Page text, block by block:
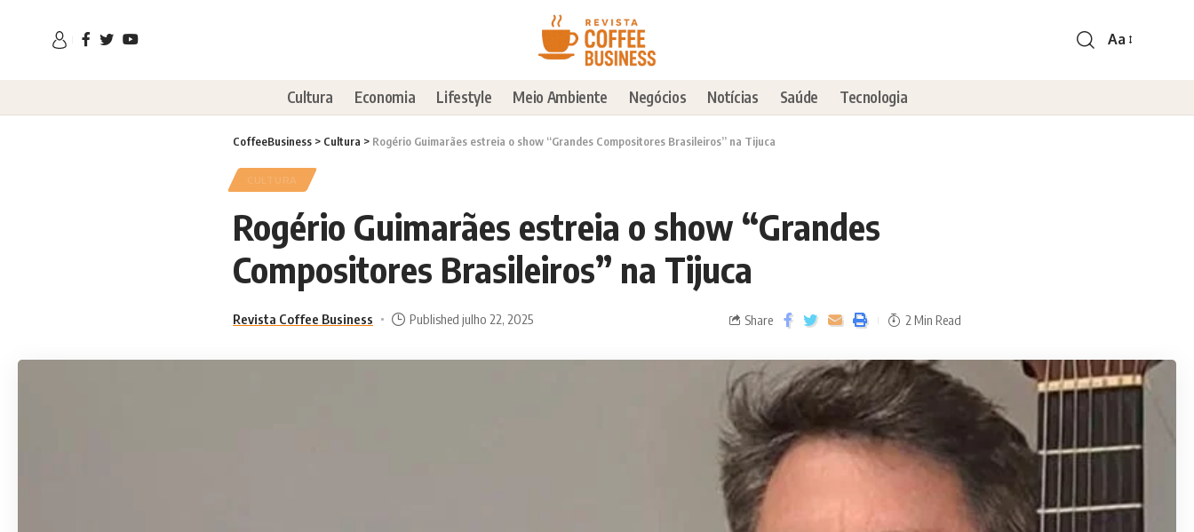
Aa
Cultura Economia Lifestyle Meio Ambiente Negócios Notícias Saúde Tecnologia
CoffeeBusiness > Cultura > Rogério Guimarães estreia o show “Grandes Compositores Brasileiros” na Tijuca
CULTURA
Rogério Guimarães estreia o show “Grandes
Compositores Brasileiros” na Tijuca
Revista Coffee Business Published julho 22, 2025 Share 2 Min Read